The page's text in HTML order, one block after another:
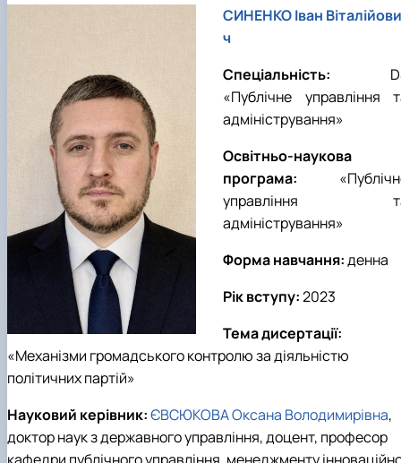
СИНЕНКО Іван Віталійови
ч
Спеціальність: D
«Публічне управління
адміністрування»
Освітньо-наукова
програма: «
управління
адміністрування»
Форма навчання:денна
Рік вступу:2023
Тема дисертації:
«Механізми громадського контролю за діяльністю
політичних партій»
Науковий керівник:ЄВСЮКОВА Оксана Володимирівна,
доктор наук з державного управління, доцент, професор